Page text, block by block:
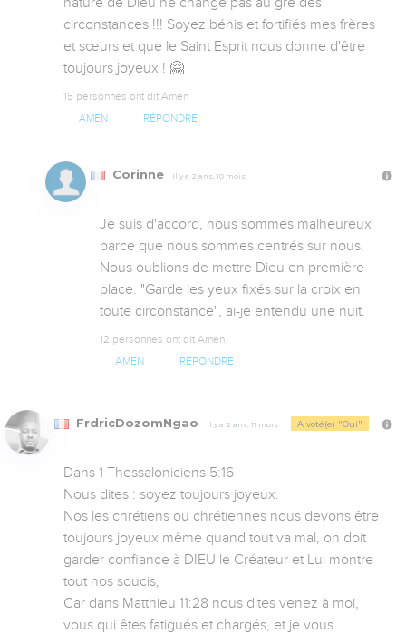
circonstances !!! Soyez bénis et fortifiés mes frères
et sœurs et que le Saint Esprit nous donne d'être
toujours joyeux ! 🤗
15 personnes ont dit Amen
AMEN RÉPONDRE
Corinne Il y a 2 ans, 10 mois
Je suis d'accord, nous sommes malheureux
parce que nous sommes centrés sur nous.
Nous oublions de mettre Dieu en première
place. "Garde les yeux fixés sur la croix en
toute circonstance", ai-je entendu une nuit.
12 personnes ont dit Amen
AMEN RÉPONDRE
FrdricDozomNgao Il y a 2 ans, 11 mois A voté(e) "Oui"
Dans 1 Thessaloniciens 5:16
Nous dites : soyez toujours joyeux.
Nos les chrétiens ou chrétiennes nous devons être
toujours joyeux même quand tout va mal, on doit
garder confiance à DIEU le Créateur et Lui montre
tout nos soucis,
Car dans Matthieu 11:28 nous dites venez à moi,
vous qui êtes fatigués et chargés, et je vous